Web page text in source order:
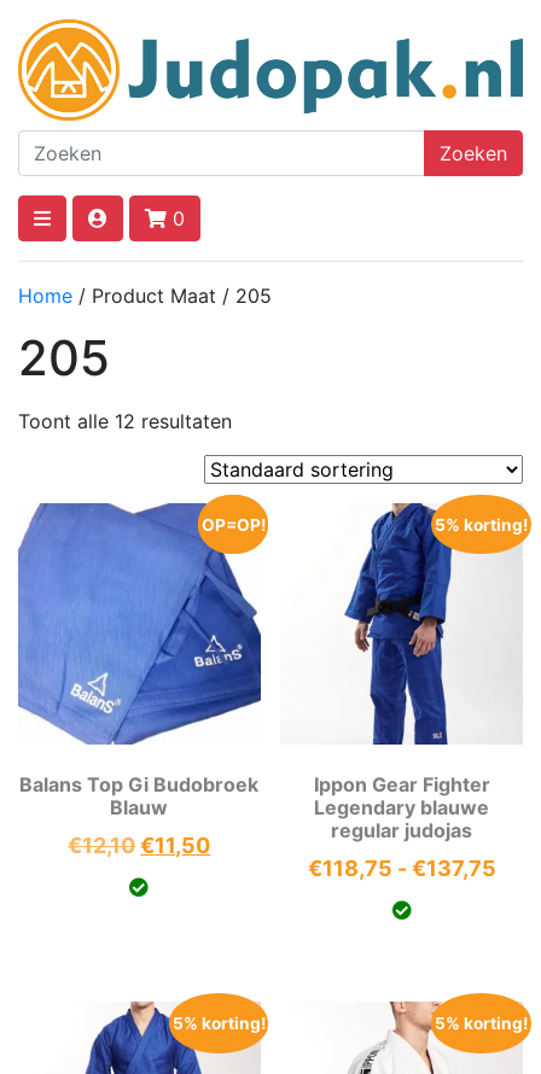
Zoeken
0
Home / Product Maat / 205
205
Toont alle 12 resultaten
OP=OP!
OP=OP!
Balans Top Gi Budobroek
Blauw
€12,10Oorspronkelijke
prijs
€11,50Huidige
5% korting!
Ippon Gear Fighter
Legendary blauwe
regular judojas
€118,75 - €137,75
5% korting! 5% korting!